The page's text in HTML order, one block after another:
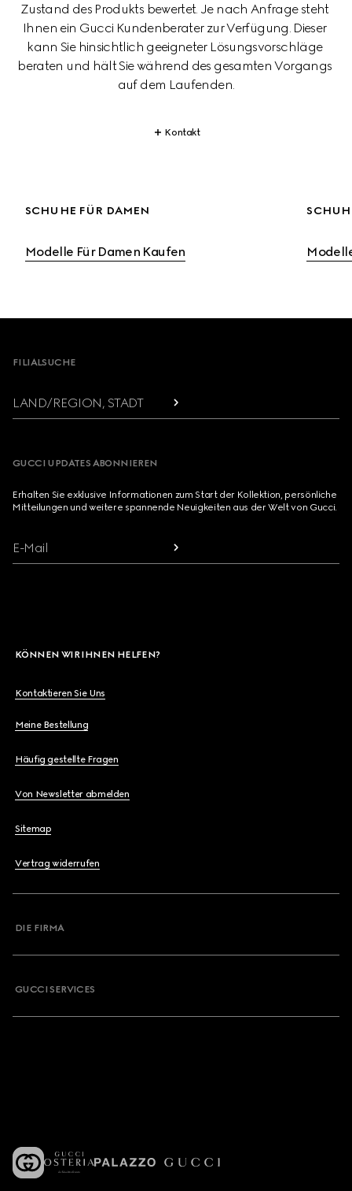
Zustand des Produkts bewertet. Je nach Anfrage steht
Ihnen ein Gucci Kundenberater zur Verfügung. Dieser
kann Sie hinsichtlich geeigneter Lösungsvorschläge
beraten und hält Sie während des gesamten Vorgangs
auf dem Laufenden.
Kontakt
Modelle Für Damen Kaufen
FILIALSUCHE
LAND/REGION, STADT
GUCCI UPDATES ABONNIEREN
Erhalten Sie exklusive Informationen zum Start der Kollektion, persönliche
Mitteilungen und weitere spannende Neuigkeiten aus der Welt von Gucci.
E-Mail
KÖNNEN WIR IHNEN HELFEN?
Kontaktieren Sie Uns
Meine Bestellung
Häufig gestellte Fragen
Von Newsletter abmelden
Sitemap
Vertrag widerrufen
DIE FIRMA
GUCCI SERVICES